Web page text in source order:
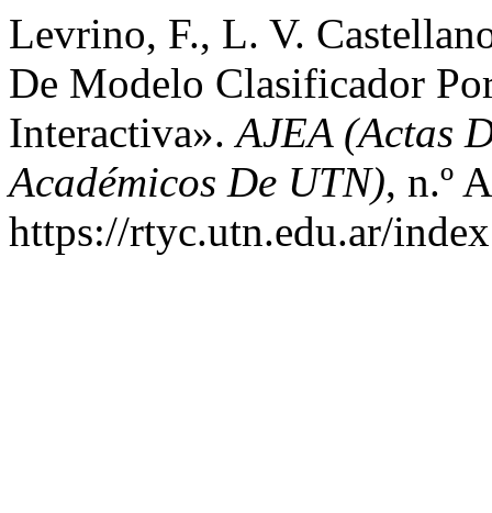
Levrino, F., L. V.
De Modelo Clasificador
Interactiva».AJEA (Actas
Académicos De UTN), n.º
https://rtyc.utn.edu.ar/